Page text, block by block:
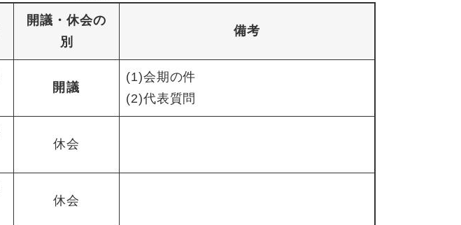
開議・休会の
別
備考
開議
(1)会期の件
(2)代表質問
休会
休会